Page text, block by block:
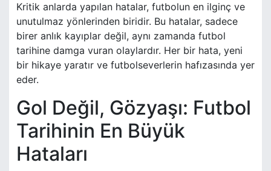
Kritik anlarda yapılan hatalar, futbolun en ilginç ve
unutulmaz yönlerinden biridir. Bu hatalar, sadece
birer anlık kayıplar değil, aynı zamanda futbol
tarihine damga vuran olaylardır. Her bir hata, yeni
bir hikaye yaratır ve futbolseverlerin hafızasında yer
eder.
Gol Değil, Gözyaşı: Futbol
Tarihinin En Büyük
Hataları